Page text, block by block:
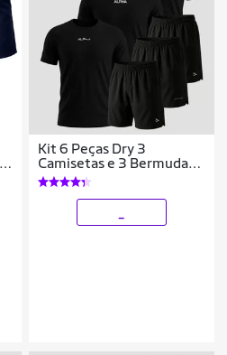
Kit 6 Peças Dry 3
Camisetas e 3 Bermudas
Alpha